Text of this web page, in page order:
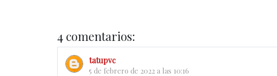
4 comentarios:
tatupvc
5 de febrero de 2022 a las 10:16